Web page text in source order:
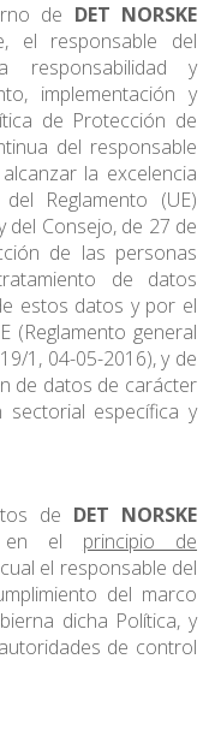
de DET NORSKE
el responsable del
responsabilidad y
implementación y
de Protección de
del responsable
la excelencia
Reglamento (UE)
del Consejo, de 27 de
de las personas
de datos
estos datos y por el
(Reglamento general
1, 04-05-2016), y de
de datos de carácter
sectorial específica y
de DET NORSKE
en el principio de
el responsable del
del marco
dicha Política, y
de control